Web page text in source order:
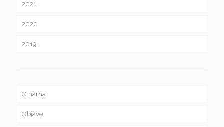
2021
2020
2019
O nama
Objave